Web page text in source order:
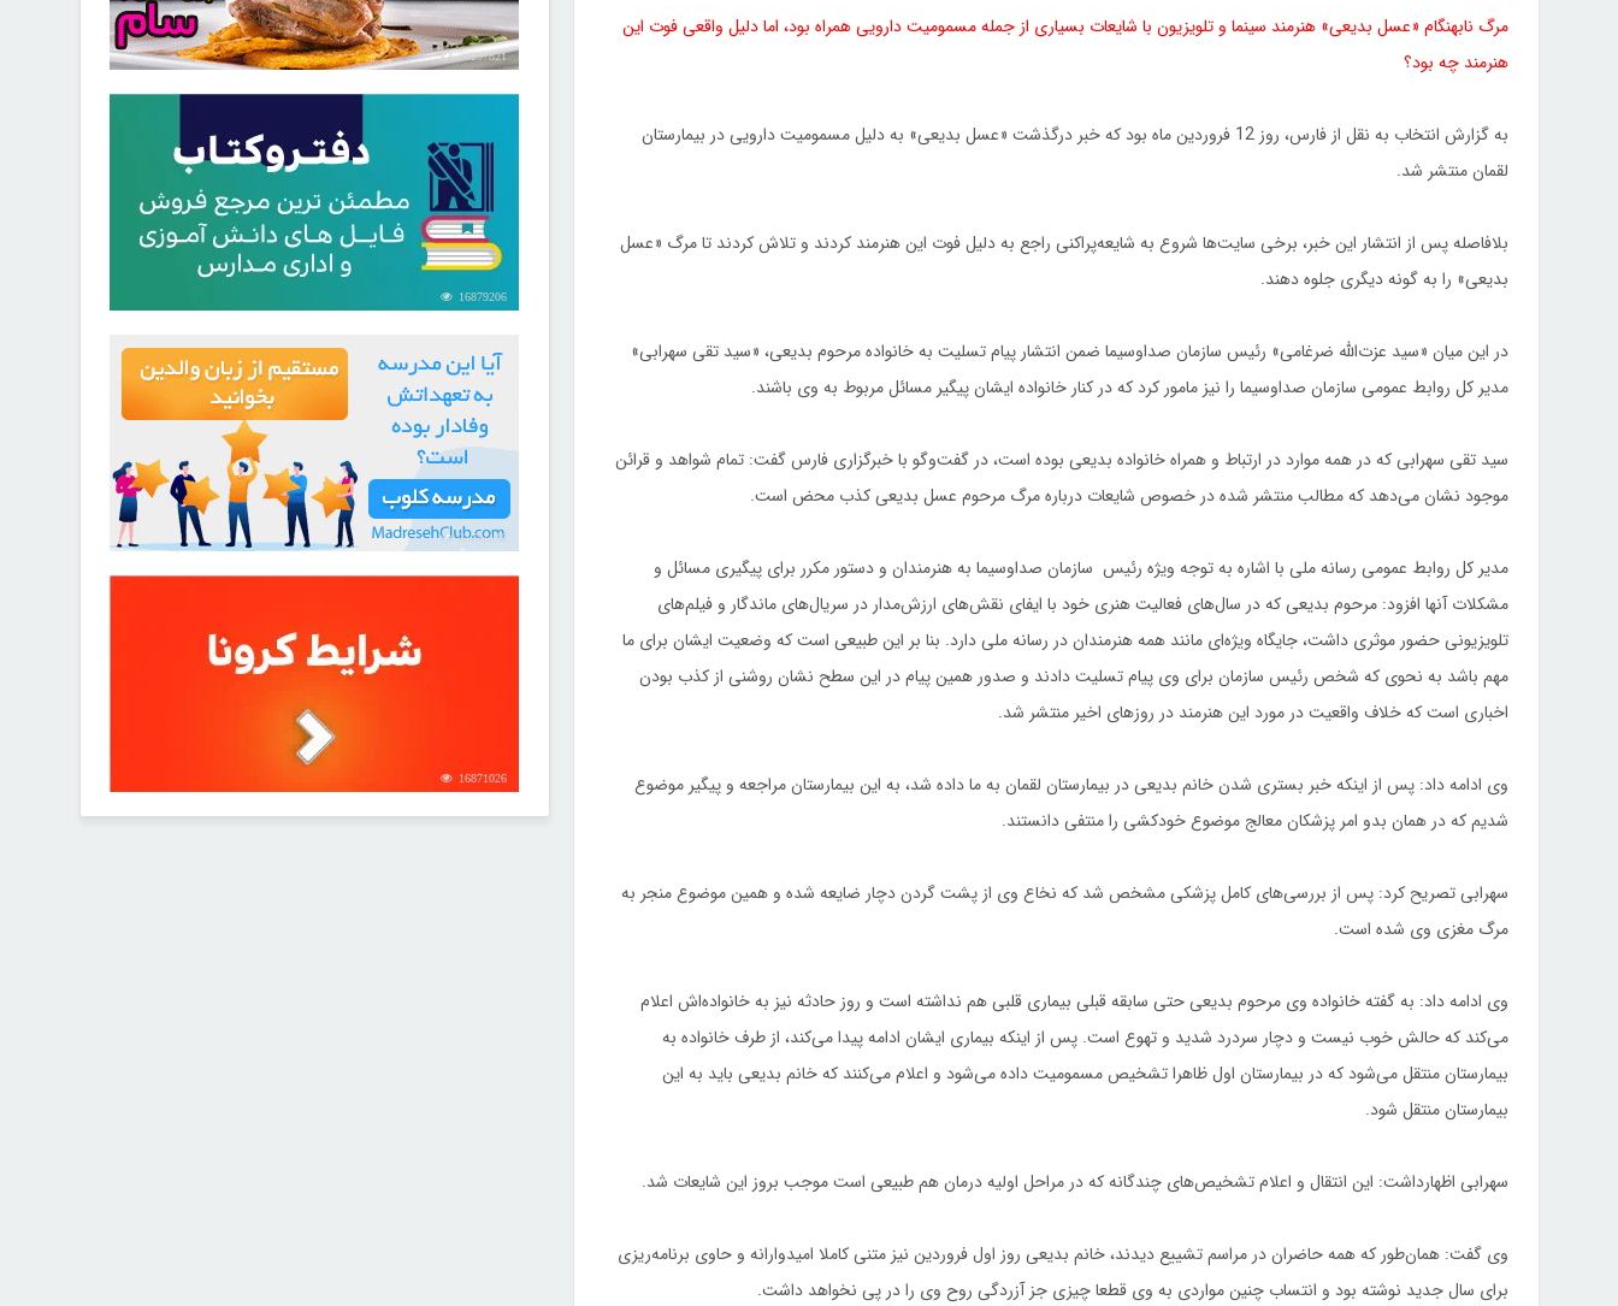
مرگ نابهنگام «عسل بدیعی» هنرمند سینما و تلویزیون با شایعات بسیاری از جمله مسمومیت دارویی همراه بود، اما دلیل واقعی فوت این
هنرمند چه بود؟
به گزارش انتخاب به نقل از فارس، روز 12 فروردین ماه بود که خبر درگذشت «عسل بدیعی» به دلیل مسمومیت دارویی در بیمارستان
لقمان منتشر شد.
بلافاصله پس از انتشار این خبر، برخی سایت‌ها شروع به شایعه‌پراکنی راجع به دلیل فوت این هنرمند کردند و تلاش کردند تا مرگ «عسل
بدیعی» را به گونه دیگری جلوه دهند.
در این میان «سید عزت‌الله ضرغامی» رئیس سازمان صداوسیما ضمن انتشار پیام تسلیت به خانواده مرحوم بدیعی، «سید تقی سهرابی»
مدیر کل روابط عمومی سازمان صداوسیما را نیز مامور کرد که در کنار خانواده ایشان پیگیر مسائل مربوط به وی باشند.
سید تقی سهرابی که در همه موارد در ارتباط و همراه خانواده بدیعی بوده است، در گفت‌وگو با خبرگزاری فارس گفت: تمام شواهد و قرائن
موجود نشان می‌دهد که مطالب منتشر شده در خصوص شایعات درباره مرگ مرحوم عسل بدیعی کذب محض است.
مدیر کل روابط عمومی رسانه ملی با اشاره به توجه ویژه رئیس سازمان صداوسیما به هنرمندان و دستور مکرر برای پیگیری مسائل و
مشکلات آنها افزود: مرحوم بدیعی که در سال‌های فعالیت هنری خود با ایفای نقش‌های ارزش‌مدار در سریال‌های ماندگار و فیلم‌های
تلویزیونی حضور موثری داشت، جایگاه ویژه‌ای مانند همه هنرمندان در رسانه ملی دارد. بنا بر این طبیعی است که وضعیت ایشان برای ما
مهم باشد به نحوی که شخص رئیس سازمان برای وی پیام تسلیت دادند و صدور همین پیام در این سطح نشان روشنی از کذب بودن
اخباری است که خلاف واقعیت در مورد این هنرمند در روزهای اخیر منتشر شد.
وی ادامه داد: پس از اینکه خبر بستری شدن خانم بدیعی در بیمارستان لقمان به ما داده شد، به این بیمارستان مراجعه و پیگیر موضوع
شدیم که در همان بدو امر پزشکان معالج موضوع خودکشی را منتفی دانستند.
سهرابی تصریح کرد: پس از بررسی‌های کامل پزشکی مشخص شد که نخاع وی از پشت گردن دچار ضایعه شده و همین موضوع منجر به
مرگ مغزی وی شده است.
وی ادامه داد: به گفته خانواده وی مرحوم بدیعی حتی سابقه قبلی بیماری قلبی هم نداشته است و روز حادثه نیز به خانواده‌اش اعلام
می‌کند که حالش خوب نیست و دچار سردرد شدید و تهوع است. پس از اینکه بیماری ایشان ادامه پیدا می‌کند، از طرف خانواده به
بیمارستان منتقل می‌شود که در بیمارستان اول ظاهرا تشخیص مسمومیت داده می‌شود و اعلام می‌کنند که خانم بدیعی باید به این
بیمارستان منتقل شود.
سهرابی اظهارداشت: این انتقال و اعلام تشخیص‌های چندگانه که در مراحل اولیه درمان هم طبیعی است موجب بروز این شایعات شد.
وی گفت: همان‌طور که همه حاضران در مراسم تشییع دیدند، خانم بدیعی روز اول فروردین نیز متنی کاملا امیدوارانه و حاوی برنامه‌ریزی
برای سال جدید نوشته بود و انتساب چنین مواردی به وی قطعا چیزی جز آزردگی روح وی را در پی نخواهد داشت.
30257821
16879206
21731116
16871026